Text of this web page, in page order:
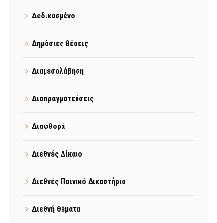
Δεδικασμένο
Δημόσιες θέσεις
Διαμεσολάβηση
Διαπραγματεύσεις
Διαφθορά
Διεθνές Δίκαιο
Διεθνές Ποινικό Δικαστήριο
Διεθνή θέματα